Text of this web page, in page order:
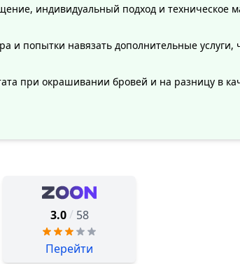
индивидуальный подход и техническое
попытки навязать дополнительные услуги,
при окрашивании бровей и на разницу в
3.0 / 58
Перейти